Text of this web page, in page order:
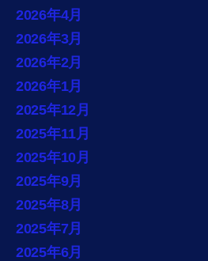
2026年4月
2026年3月
2026年2月
2026年1月
2025年12月
2025年11月
2025年10月
2025年9月
2025年8月
2025年7月
2025年6月